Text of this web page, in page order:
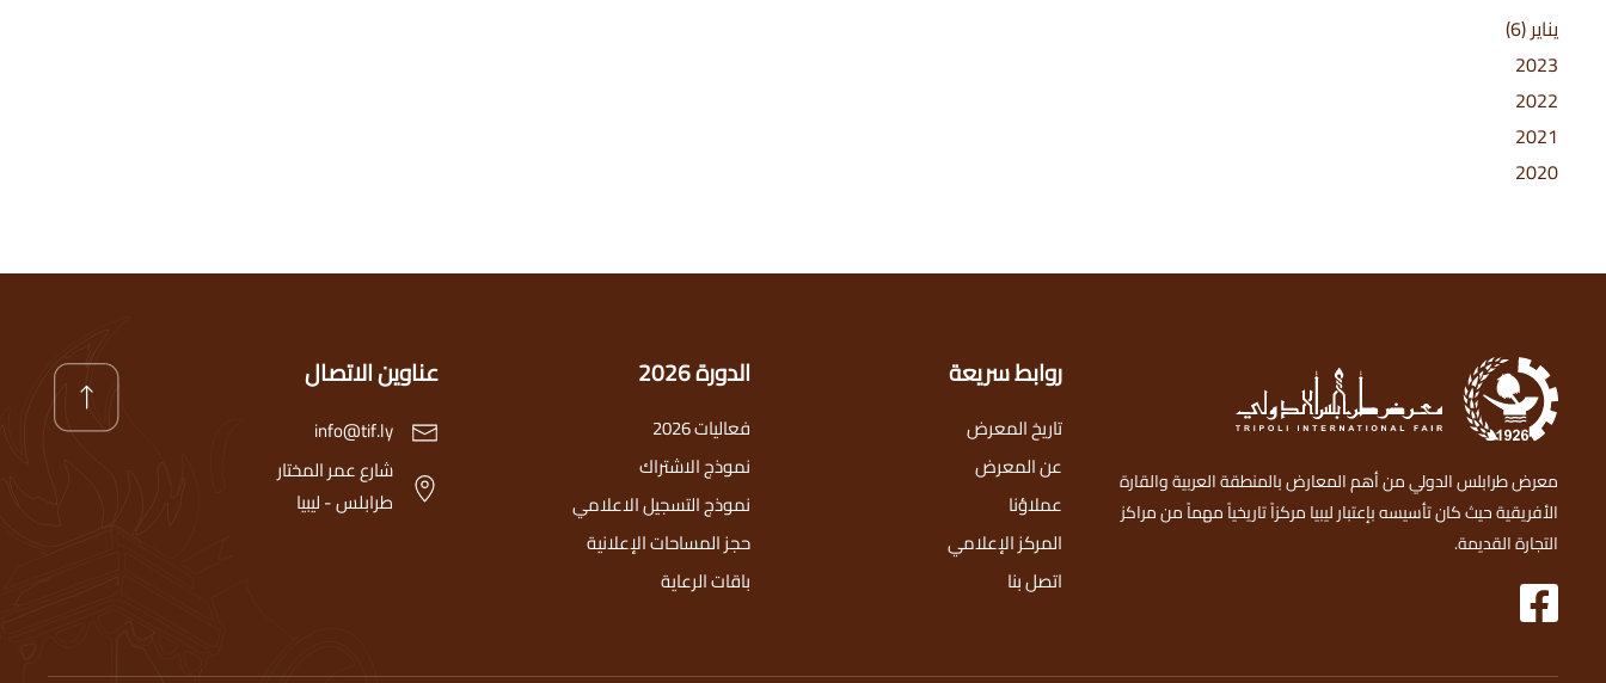
يناير(6)
2023
2022
2021
2020
معرض طرابلس الدولي من أهم المعارض بالمنطقة العربية والقارة
الأفريقية حيث كان تأسيسه بإعتبار ليبيا مركزاً تاريخياً مهماً من مراكز
التجارة القديمة.
روابط سريعة
تاريخ المعرض
عن المعرض
عملاؤنا
المركز الإعلامي
اتصل بنا
الدورة 2026
فعاليات 2026
نموذج الاشتراك
نموذج التسجيل الاعلامي
حجز المساحات الإعلانية
باقات الرعاية
عناوين الاتصال
info@tif.ly
شارع عمر المختار
طرابلس - ليبيا